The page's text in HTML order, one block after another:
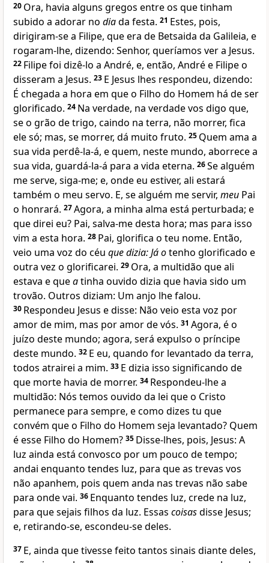
20 Ora, havia alguns gregos entre os que tinham
subido a adorar no diada festa. 21 Estes, pois,
dirigiram-se a Filipe, que era de Betsaida da Galileia, e
rogaram-lhe, dizendo: Senhor, queríamos ver a Jesus.
22 Filipe foi dizê-lo a André, e, então, André e Filipe o
disseram a Jesus. 23 E Jesus lhes respondeu, dizendo:
É chegada a hora em que o Filho do Homem há de ser
glorificado. 24 Na verdade, na verdade vos digo que,
se o grão de trigo, caindo na terra, não morrer, fica
ele só; mas, se morrer, dá muito fruto. 25 Quem ama a
sua vida perdê-la-á, e quem, neste mundo, aborrece a
sua vida, guardá-la-á para a vida eterna. 26Se alguém
me serve, siga-me; e, onde eu estiver, ali estará
também o meu servo. E, se alguém me servir, meu Pai
o honrará. 27Agora, a minha alma está perturbada; e
que direi eu? Pai, salva-me desta hora; mas para isso
vim a esta hora. 28 Pai, glorifica o teu nome. Então,
veio uma voz do céu que dizia: Já otenho glorificado e
outra vez o glorificarei. 29 Ora, a multidão que ali
estava e queatinha ouvido dizia que havia sido um
trovão. Outros diziam: Um anjo lhe falou.
30 Respondeu Jesus e disse: Não veio esta voz por
amor de mim, mas por amor de vós. 31 Agora, é o
juízo deste mundo; agora, será expulso o príncipe
deste mundo. 32 E eu, quando for levantado da terra,
todos atrairei a mim. 33 E dizia isso significando de
que morte havia de morrer. 34 Respondeu-lhe a
multidão: Nós temos ouvido da lei que o Cristo
permanece para sempre, e como dizes tu que
convém que o Filho do Homem seja levantado? Quem
é esse Filho do Homem? 35 Disse-lhes, pois, Jesus: A
luz ainda está convosco por um pouco de tempo;
andai enquanto tendes luz, para que as trevas vos
não apanhem, pois quem anda nas trevas não sabe
para onde vai. 36 Enquanto tendes luz, crede na luz,
para que sejais filhos da luz. Essas coisasdisse Jesus;
e, retirando-se, escondeu-se deles.
37 E, ainda que tivesse feito tantos sinais diante deles,